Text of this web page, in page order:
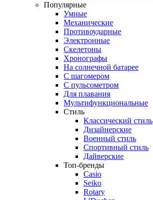
Популярные
Умные
Механические
Противоударные
Электронные
Скелетоны
Хронографы
На солнечной батарее
С шагомером
С пульсометром
Для плавания
Мультифункциональные
Стиль
Классический стиль
Дизайнерские
Военный стиль
Спортивный стиль
Дайверские
Топ-бренды
Casio
Seiko
Rotary